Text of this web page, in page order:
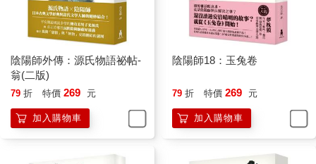
「去巨椋池。現在就去準備，應該可以在天黑之前坐車出門。現
在還充分趕得上，博雅－－」
「什……」
「怎樣，去不去？」
「唔，嗯……」
陰陽師外傳：源氏物語祕帖-
翁(二版)
79 折 特價 269 元
加入購物車
陰陽師18：玉兔卷
79 折 特價 269 元
加入購物車